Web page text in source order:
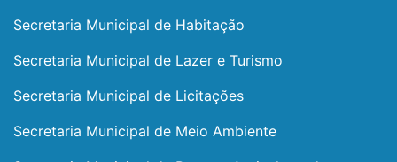
Secretaria Municipal de Habitação
Secretaria Municipal de Lazer e Turismo
Secretaria Municipal de Licitações
Secretaria Municipal de Meio Ambiente